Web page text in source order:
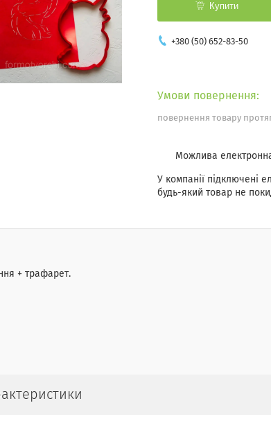
Купити
+380 (50) 652-83-50
повернення товару
У компанії підключені
будь-який товар не
+ трафарет.